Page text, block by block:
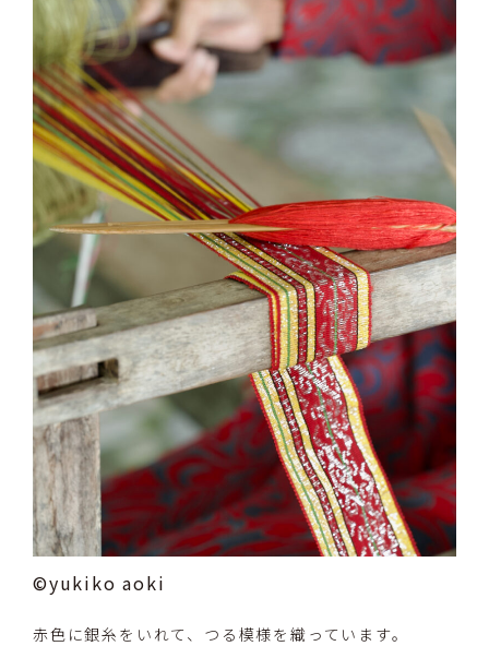
©yukiko aoki
赤色に銀糸をいれて、つる模様を織っています。